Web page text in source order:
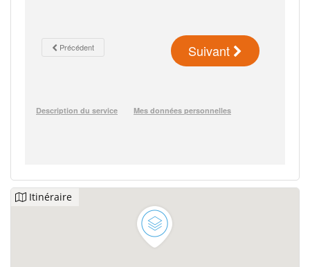
Itinéraire